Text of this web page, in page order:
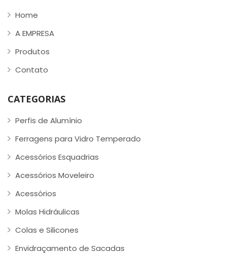
Home
A EMPRESA
Produtos
Contato
CATEGORIAS
Perfis de Alumínio
Ferragens para Vidro Temperado
Acessórios Esquadrias
Acessórios Moveleiro
Acessórios
Molas Hidráulicas
Colas e Silicones
Envidraçamento de Sacadas